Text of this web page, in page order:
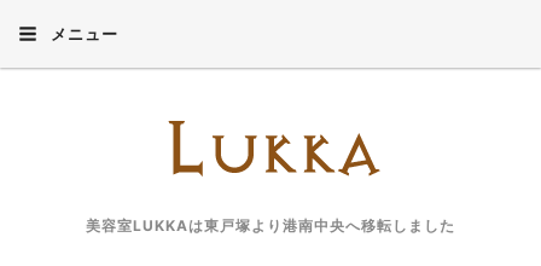
メニュー
美容室LUKKAは東戸塚より港南中央へ移転しました